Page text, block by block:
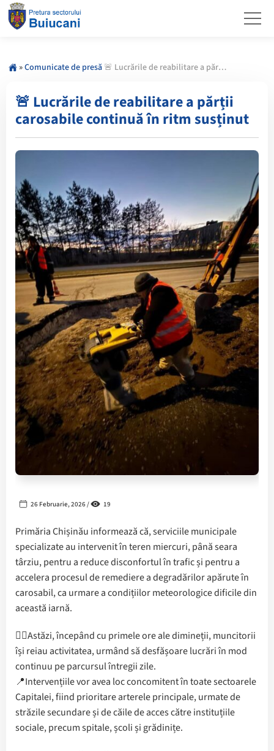
»Comunicate de presă 🚨 Lucrările de reabilitare a părții carosabile continuă în ritm susținut
🚨 Lucrările de reabilitare a părții
carosabile continuă în ritm susținut
26 Februarie, 2026 / 19
Primăria Chișinău informează că, serviciile municipale
specializate au intervenit în teren miercuri, până seara
târziu, pentru a reduce disconfortul în trafic și pentru a
accelera procesul de remediere a degradărilor apărute în
carosabil, ca urmare a condițiilor meteorologice dificile din
această iarnă.
👷‍♂️Astăzi, începând cu primele ore ale dimineții, muncitorii
își reiau activitatea, urmând să desfășoare lucrări în mod
continuu pe parcursul întregii zile.
📍Intervențiile vor avea loc concomitent în toate sectoarele
Capitalei, fiind prioritare arterele principale, urmate de
străzile secundare și de căile de acces către instituțiile
sociale, precum spitale, școli și grădinițe.